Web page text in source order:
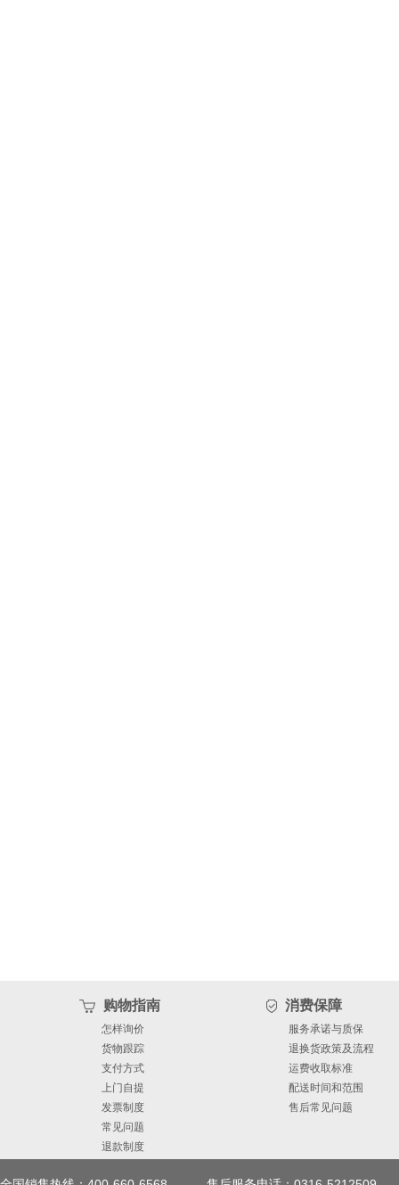
购物指南
怎样询价
货物跟踪
支付方式
上门自提
发票制度
常见问题
退款制度
消费保障
服务承诺与质保
退换货政策及流程
运费收取标准
配送时间和范围
售后常见问题